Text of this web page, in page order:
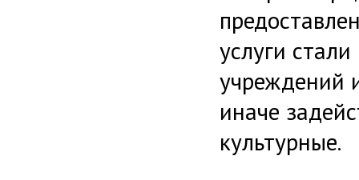
услуги
учреждений
иначе
культурные.